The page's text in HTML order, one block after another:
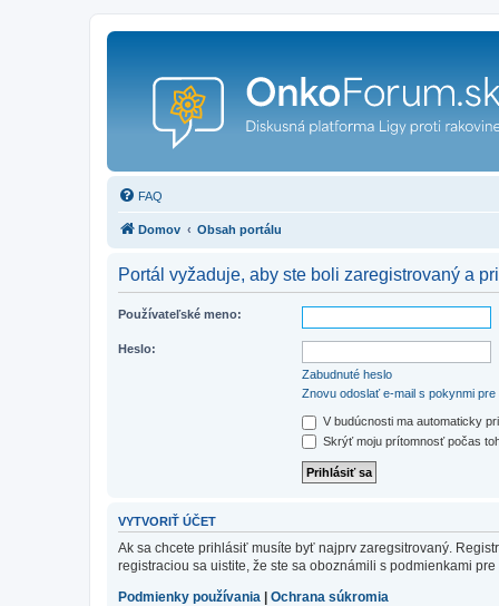
FAQ
Domov Obsah portálu
Portál vyžaduje, aby ste boli zaregistrovaný a
Používateľské meno:
Heslo:
Zabudnuté heslo
Znovu odoslať e-mail s pokynmi
V budúcnosti ma automaticky
Skrýť moju prítomnosť počas
VYTVORIŤ ÚČET
Ak sa chcete prihlásiť musíte byť najprv zaregsitrovaný.
registraciou sa uistite, že ste sa oboznámili s podmienkami
Podmienky používania | Ochrana súkromia